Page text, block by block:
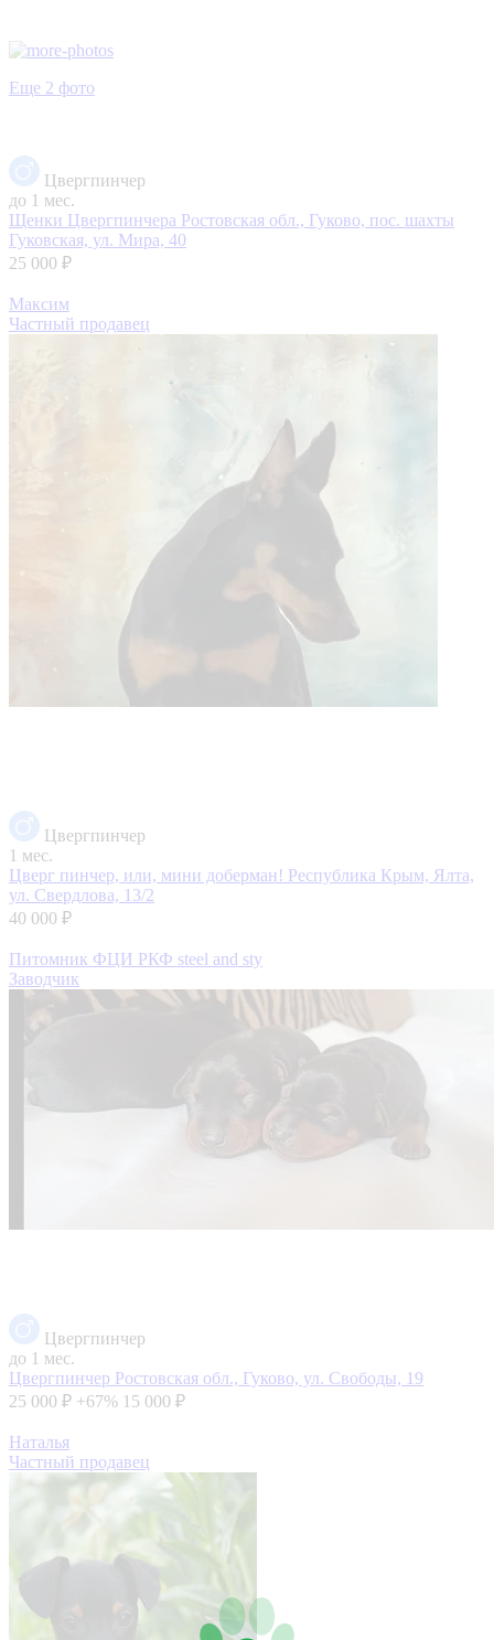
Еще 2 фото
Цвергпинчер
до 1 мес.
Щенки Цвергпинчера Ростовская обл., Гуково, пос. шахты
Гуковская, ул. Мира, 40
25 000 ₽
Максим
Частный продавец
Цвергпинчер
1 мес.
Цверг пинчер, или, мини доберман! Республика Крым, Ялта,
ул. Свердлова, 13/2
40 000 ₽
Питомник ФЦИ РКФ steel and sty
Заводчик
Цвергпинчер
до 1 мес.
Цвергпинчер Ростовская обл., Гуково, ул. Свободы, 19
25 000 ₽ +67% 15 000 ₽
Наталья
Частный продавец